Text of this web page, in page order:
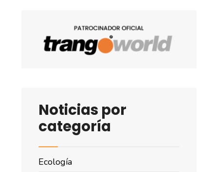
Noticias por
categoría
Ecología